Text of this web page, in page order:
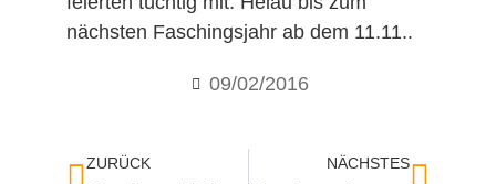
nächsten Faschingsjahr ab dem 11.11..
09/02/2016
ZURÜCK NÄCHSTES